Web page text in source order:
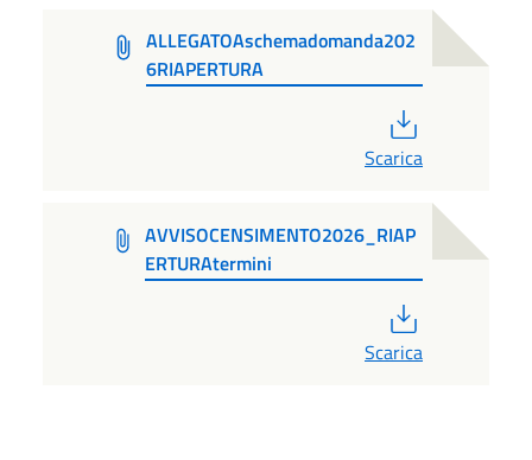
ALLEGATOAschemadomanda202
6RIAPERTURA
Scarica
AVVISOCENSIMENTO2026_RIAP
ERTURAtermini
Scarica